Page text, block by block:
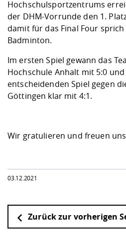
Career Service
Angebote für
Kontakt und Anfahrt
Qualitätssicherung
Hochschulsportzentrums
der DHM-Vorrunde den 1.
damit für das Final Four
Badminton.
Im ersten Spiel gewann das
Hochschule Anhalt mit 5:0
entscheidenden Spiel gegen
Göttingen klar mit 4:1.
Wir gratulieren und freuen
03.12.2021
Zurück zur vorherigen